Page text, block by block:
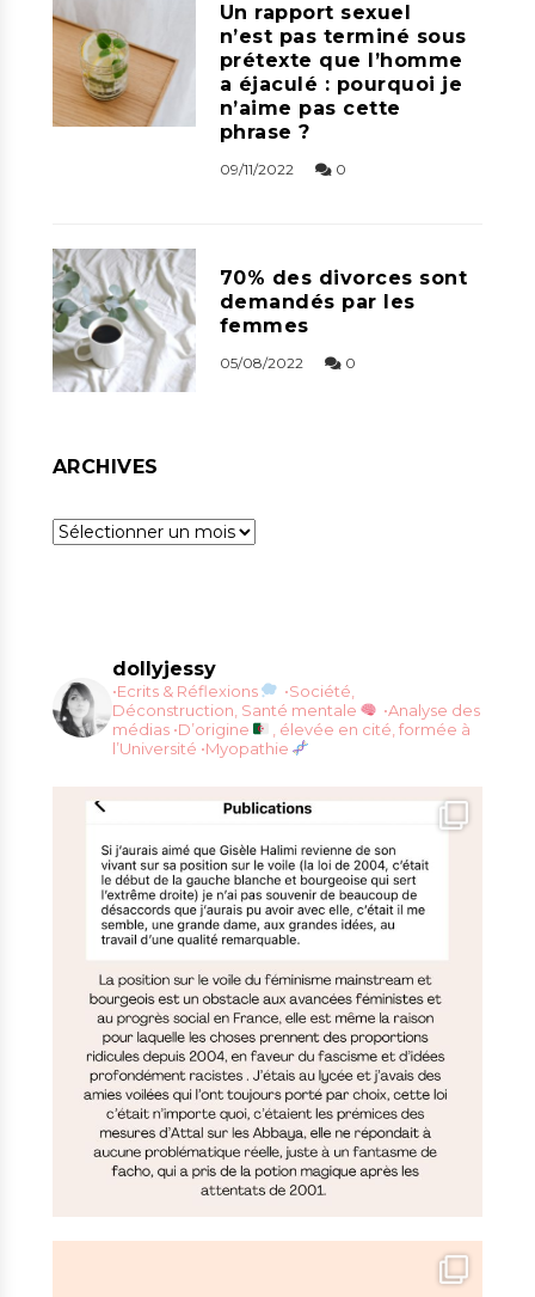
Un rapport sexuel
n’est pas terminé sous
prétexte que l’homme
a éjaculé : pourquoi je
n’aime pas cette
phrase ?
09/11/2022 0
70% des divorces sont
demandés par les
femmes
05/08/2022 0
ARCHIVES
Archives
dollyjessy
•Ecrits & Réflexions
•Société,
Déconstruction, Santé mentale
•Analyse des
médias •D’origine
, élevée en cité, formée à
l’Université •Myopathie